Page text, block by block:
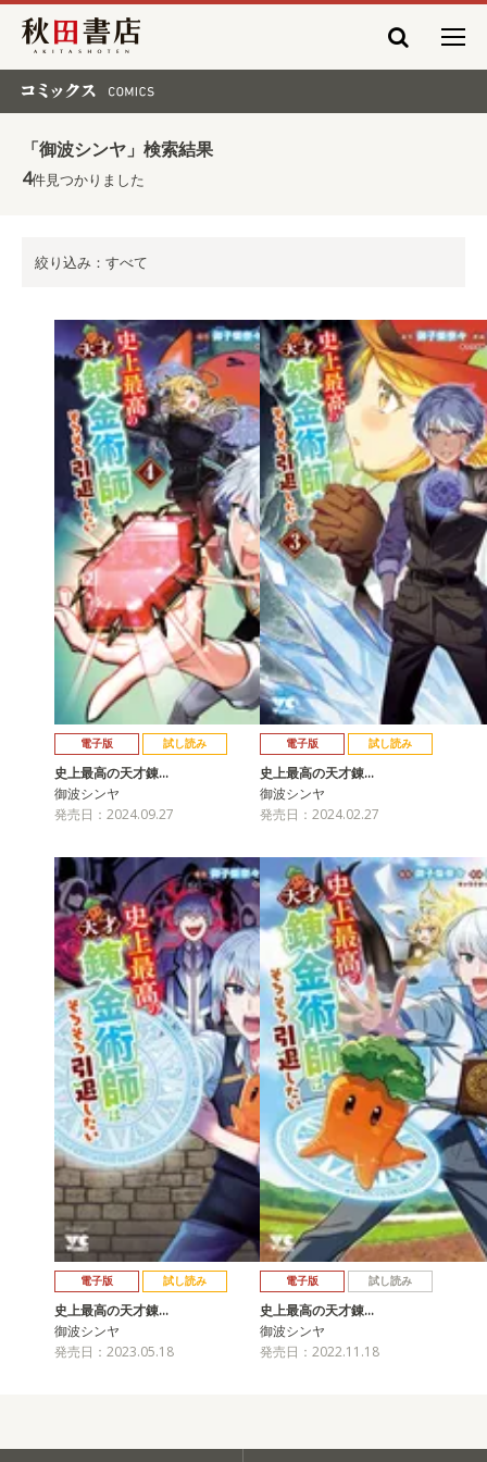
秋田書店
「御波シンヤ」検索結果
4件見つかりました
絞り込み：すべて
電子版 試し読み
史上最高の天才錬…
御波シンヤ
発売日：2024.09.27
電子版 試し読み
史上最高の天才錬…
御波シンヤ
発売日：2024.02.27
電子版 試し読み
史上最高の天才錬…
御波シンヤ
発売日：2023.05.18
電子版 試し読み
史上最高の天才錬…
御波シンヤ
発売日：2022.11.18